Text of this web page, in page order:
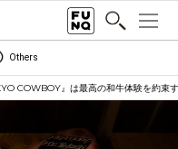
Others
COWBOY』は最高の和牛体験を約束